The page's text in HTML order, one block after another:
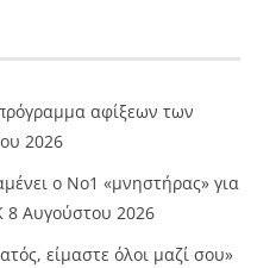
αφίξεων των
2026
ο Νο1 «μνηστήρας» για
8 Αυγούστου 2026
είμαστε όλοι μαζί σου»